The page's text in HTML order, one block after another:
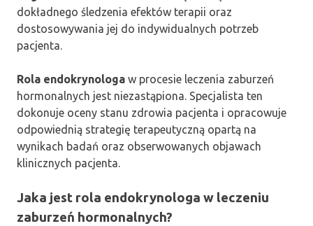
dokładnego śledzenia efektów terapii oraz
dostosowywania jej do indywidualnych potrzeb
pacjenta.
Rola endokrynologa w procesie leczenia zaburzeń
hormonalnych jest niezastąpiona. Specjalista ten
dokonuje oceny stanu zdrowia pacjenta i opracowuje
odpowiednią strategię terapeutyczną opartą na
wynikach badań oraz obserwowanych objawach
klinicznych pacjenta.
Jaka jest rola endokrynologa w leczeniu
zaburzeń hormonalnych?